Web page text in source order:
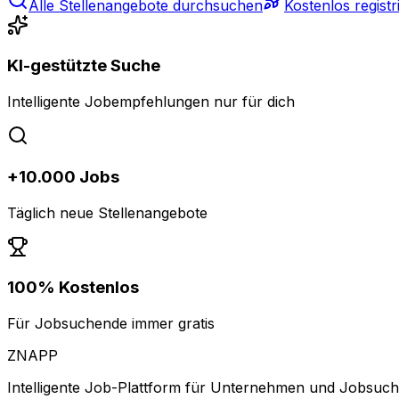
Alle Stellenangebote durchsuchen Kostenlos
KI-gestützte Suche
Intelligente Jobempfehlungen nur für dich
+10.000 Jobs
Täglich neue Stellenangebote
100% Kostenlos
Für Jobsuchende immer gratis
ZNAPP
Intelligente Job-Plattform für Unternehmen und